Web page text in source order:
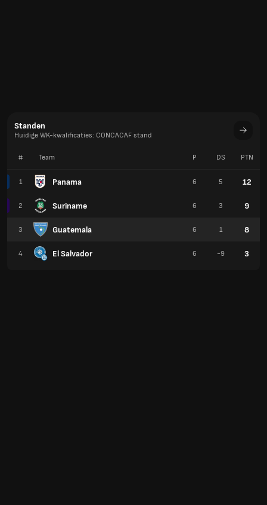
Standen
Huidige WK-kwalificaties: CONCACAF stand
# Team
1 Panama
2 Suriname
3 Guatemala
4 El Salvador
P DS PTN
6 5 12
6 3 9
6 1 8
6 -9 3